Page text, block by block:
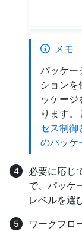
メモ
パッケー
ション
ッケー
ります
セス制御
のパッケ
必要に応じ
で、パッケ
レベルを選
ワークフロ